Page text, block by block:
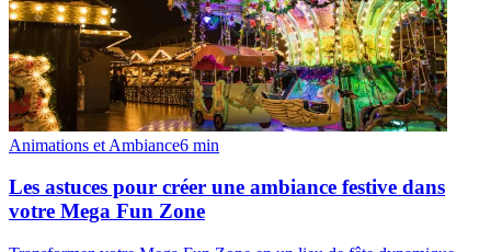
Animations et Ambiance6 min
Les astuces pour créer une ambiance festive dans
votre Mega Fun Zone